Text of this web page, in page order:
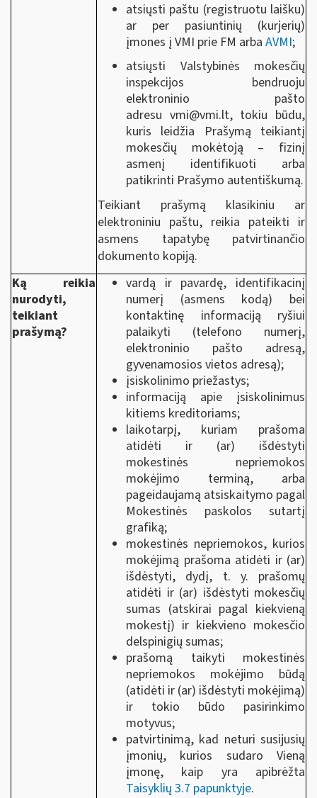
atsiųsti paštu (registruotu laišku)
ar per pasiuntinių (kurjerių)
įmones į VMI prie FM arba AVMI;
atsiųsti Valstybinės mokesčių
inspekcijos bendruoju
elektroninio pašto
adresu vmi@vmi.lt, tokiu būdu,
kuris leidžia Prašymą teikiantį
mokesčių mokėtoją ‒ fizinį
asmenį identifikuoti arba
patikrinti Prašymo autentiškumą.
Teikiant prašymą klasikiniu ar
elektroniniu paštu, reikia pateikti ir
asmens tapatybę patvirtinančio
dokumento kopiją.
Ką reikia
nurodyti,
teikiant
prašymą?
vardą ir pavardę, identifikacinį
numerį (asmens kodą) bei
kontaktinę informaciją ryšiui
palaikyti (telefono numerį,
elektroninio pašto adresą,
gyvenamosios vietos adresą);
įsiskolinimo priežastys;
informaciją apie įsiskolinimus
kitiems kreditoriams;
laikotarpį, kuriam prašoma
atidėti ir (ar) išdėstyti
mokestinės nepriemokos
mokėjimo terminą, arba
pageidaujamą atsiskaitymo pagal
Mokestinės paskolos sutartį
grafiką;
mokestinės nepriemokos, kurios
mokėjimą prašoma atidėti ir (ar)
išdėstyti, dydį, t. y. prašomų
atidėti ir (ar) išdėstyti mokesčių
sumas (atskirai pagal kiekvieną
mokestį) ir kiekvieno mokesčio
delspinigių sumas;
prašomą taikyti mokestinės
nepriemokos mokėjimo būdą
(atidėti ir (ar) išdėstyti mokėjimą)
ir tokio būdo pasirinkimo
motyvus;
patvirtinimą, kad neturi susijusių
įmonių, kurios sudaro Vieną
įmonę, kaip yra apibrėžta
Taisyklių 3.7 papunktyje.